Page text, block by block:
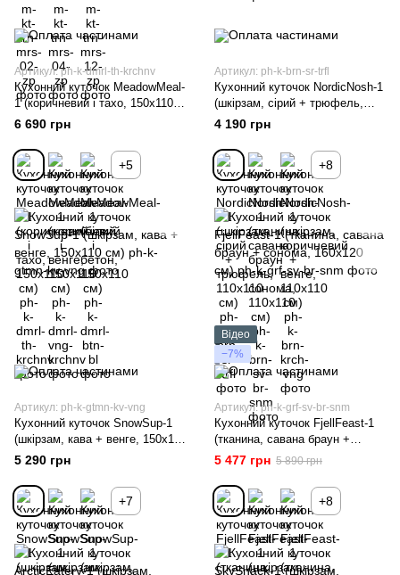
Артикул: ph-k-dmrl-th-krchnv
Кухонний куточок MeadowMeal-
1 (коричневий і тахо, 150х110
см)
6 690 грн
+5
Артикул: ph-k-brn-sr-trfl
Кухонний куточок NordicNosh-1
(шкірзам, сірий + трюфель,
110х110 см)
4 190 грн
+8
Артикул: ph-k-gtmn-kv-vng
Кухонний куточок SnowSup-1
(шкірзам, кава + венге, 150х110
см)
5 290 грн
+7
Відео
−7%
Артикул: ph-k-grf-sv-br-snm
Кухонний куточок FjellFeast-1
(тканина, савана браун +
сонома, 160х120 см)
5 477 грн 5 890 грн
+8